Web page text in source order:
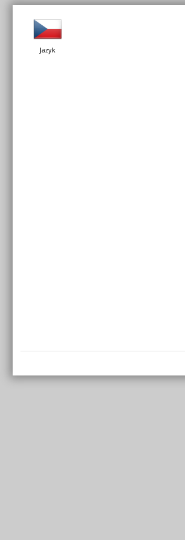
Jazyk